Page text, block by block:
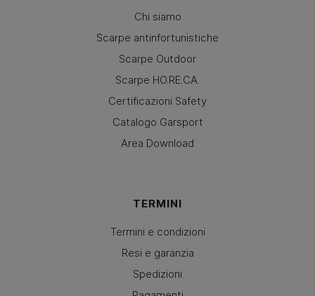
Chi siamo
Scarpe antinfortunistiche
Scarpe Outdoor
Scarpe HO.RE.CA.
Certificazioni Safety
Catalogo Garsport
Area Download
TERMINI
Termini e condizioni
Resi e garanzia
Spedizioni